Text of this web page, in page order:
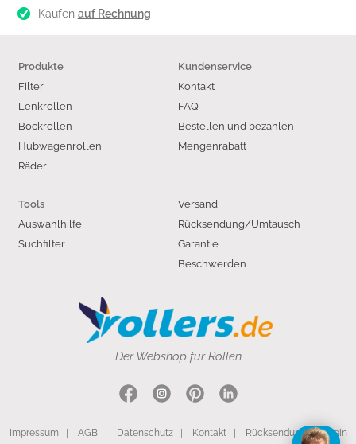
Kaufen auf Rechnung
Produkte
Filter
Lenkrollen
Bockrollen
Hubwagenrollen
Räder
Kundenservice
Kontakt
FAQ
Bestellen und bezahlen
Mengenrabatt
Versand
Rücksendung/Umtausch
Garantie
Beschwerden
Tools
Auswahlhilfe
Suchfilter
Der Webshop für Rollen
Impressum| AGB| Datenschutz| Kontakt| Rücksendung|Mein